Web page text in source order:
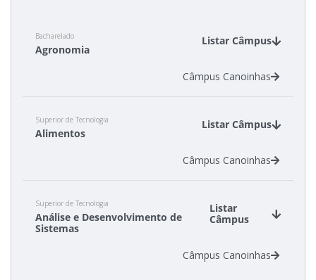
Bacharelado
Agronomia
Listar Câmpus
Câmpus Canoinhas
Superior de Tecnologia
Alimentos
Listar Câmpus
Câmpus Canoinhas
Superior de Tecnologia
Análise e Desenvolvimento de
Sistemas
Listar
Câmpus
Câmpus Canoinhas